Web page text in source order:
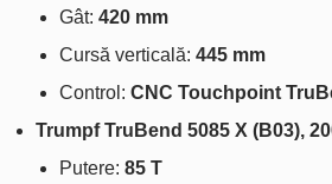
Gât: 420 mm
Cursă verticală: 445 mm
Control: CNC Touchpoint
Trumpf TruBend 5085 X (B03),
Putere: 85 T